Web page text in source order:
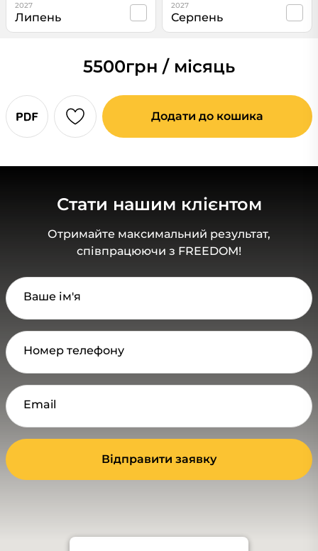
2027
Липень
2027
Серпень
5500грн / місяць
Додати до кошика
Стати нашим клієнтом
Отримайте максимальний результат,
співпрацюючи з FREEDOM!
Ваше ім'я
Номер телефону
Email
Відправити заявку